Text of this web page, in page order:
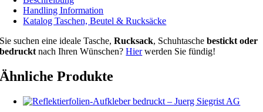
Handling Information
Katalog Taschen, Beutel & Rucksäcke
Sie suchen eine ideale Tasche,Rucksack, Schuhtasche bestickt oder
bedruckt nach Ihren Wünschen?Hierwerden Sie fündig!
Ähnliche Produkte